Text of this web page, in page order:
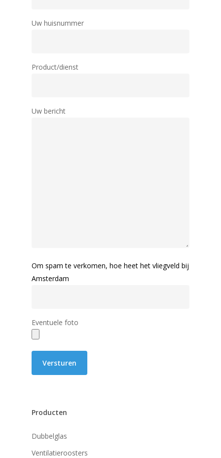
Uw huisnummer
Product/dienst
Uw bericht
Om spam te verkomen, hoe heet het vliegveld bij
Amsterdam
Eventuele foto
Producten
Dubbelglas
Ventilatieroosters